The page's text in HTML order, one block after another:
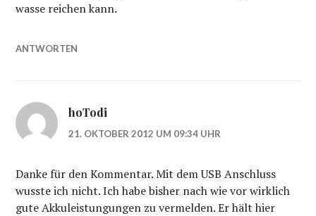
wasse reichen kann.
ANTWORTEN
hoTodi
21. OKTOBER 2012 UM 09:34 UHR
Danke für den Kommentar. Mit dem USB Anschluss
wusste ich nicht. Ich habe bisher nach wie vor wirklich
gute Akkuleistungungen zu vermelden. Er hält hier